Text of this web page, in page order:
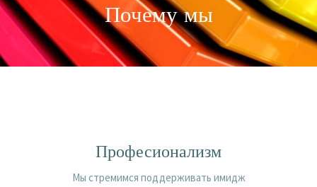
Почему мы
ГЛАВНАЯ
CATALOG
Професионализм
Мы стремимся поддерживать имидж